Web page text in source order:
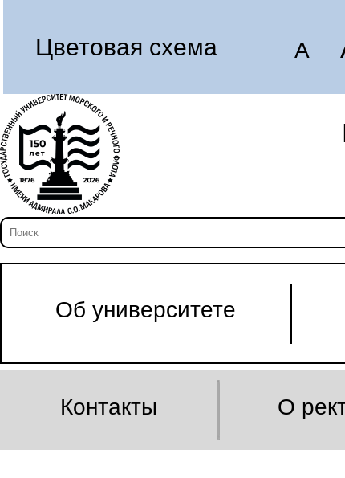
Цветовая схема A
Об университете
Контакты О